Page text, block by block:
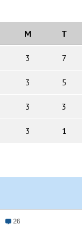
M T
3 7
3 5
3 3
3 1
26